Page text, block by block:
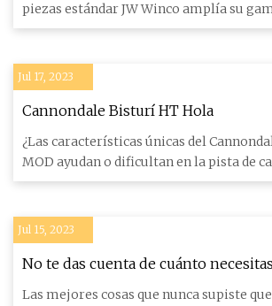
piezas estándar JW Winco amplía su
elemento
Jul 17, 2023
Cannondale Bisturí HT Hola
¿Las características únicas del
MOD ayudan o dificultan en la pista de
concurs
Jul 15, 2023
No te das cuenta de cuánto
inteligentes por menos de $30 en
Las mejores cosas que nunca supiste